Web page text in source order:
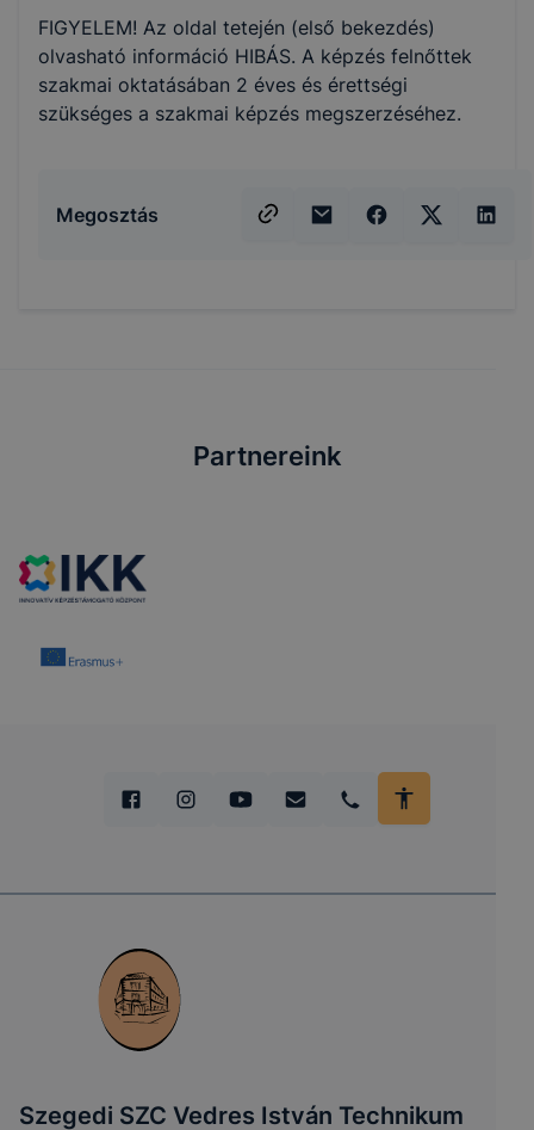
FIGYELEM! Az oldal tetején (első bekezdés)
olvasható információ HIBÁS. A képzés felnőttek
szakmai oktatásában 2 éves és érettségi
szükséges a szakmai képzés megszerzéséhez.
Megosztás
Partnereink
Szegedi SZC Vedres István Technikum